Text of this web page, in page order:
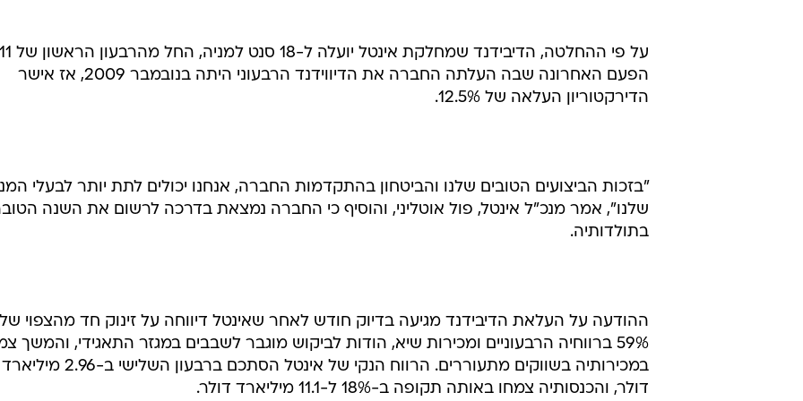
הפעם האחרונה שבה העלתה החברה את הדיווידנד הרבעוני היתה בנובמבר 2009, אז אישר
הדירקטוריון העלאה של 12.5%.
"בזכות הביצועים הטובים שלנו והביטחון בהתקדמות החברה, אנחנו יכולים לתת יותר לבעלי
שלנו", אמר מנכ"ל אינטל, פול אוטליני, והוסיף כי החברה נמצאת בדרכה לרשום את השנה
בתולדותיה.
ההודעה על העלאת הדיבידנד מגיעה בדיוק חודש לאחר שאינטל דיווחה על זינוק חד מהצפוי של
59% ברווחיה הרבעוניים ומכירות שיא, הודות לביקוש מוגבר לשבבים במגזר התאגידי, והמשך
במכירותיה בשווקים מתעוררים. הרווח הנקי של אינטל הסתכם ברבעון השלישי ב-2.96 מיליארד
דולר, והכנסותיה צמחו באותה תקופה ב-18% ל-11.1 מיליארד דולר.